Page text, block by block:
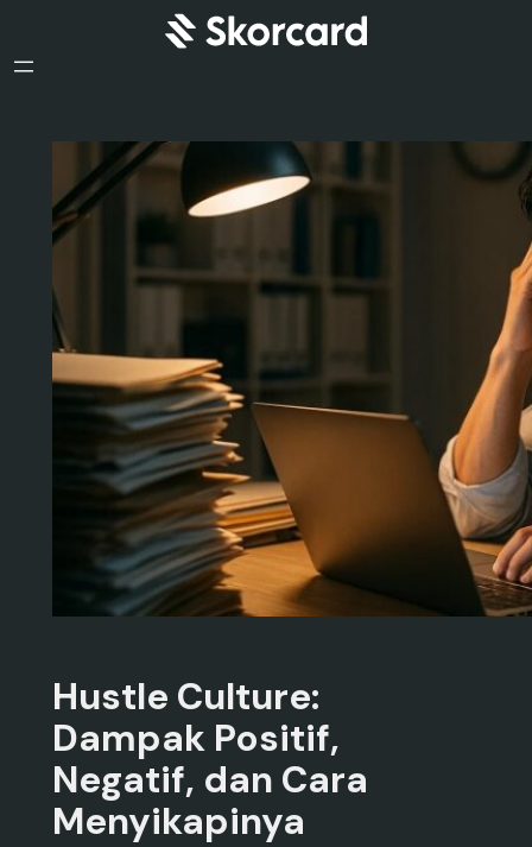
Hustle Culture:
Dampak Positif,
Negatif, dan Cara
Menyikapinya